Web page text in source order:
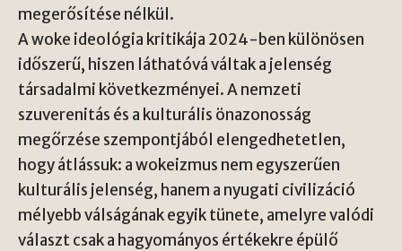
megerősítése nélkül.
A woke ideológia kritikája 2024-ben különösen
időszerű, hiszen láthatóvá váltak a jelenség
társadalmi következményei. A nemzeti
szuverenitás és a kulturális önazonosság
megőrzése szempontjából elengedhetetlen,
hogy átlássuk: a wokeizmus nem egyszerűen
kulturális jelenség, hanem a nyugati civilizáció
mélyebb válságának egyik tünete, amelyre valódi
választ csak a hagyományos értékekre épülő